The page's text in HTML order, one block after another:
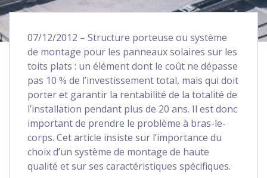
07/12/2012 – Structure porteuse ou système
de montage pour les panneaux solaires sur les
toits plats : un élément dont le coût ne dépasse
pas 10 % de l’investissement total, mais qui doit
porter et garantir la rentabilité de la totalité de
l’installation pendant plus de 20 ans. Il est donc
important de prendre le problème à bras-le-
corps. Cet article insiste sur l’importance du
choix d’un système de montage de haute
qualité et sur ses caractéristiques spécifiques.